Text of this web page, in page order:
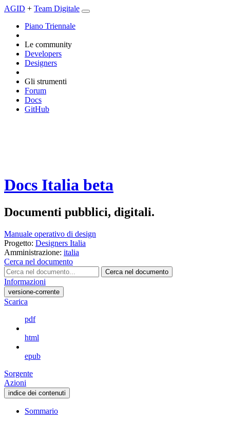
AGID + Team Digitale
Piano Triennale
Le community
Developers
Designers
Gli strumenti
Forum
Docs
GitHub
Docs Italia beta
Documenti pubblici, digitali.
Manuale operativo di design
Progetto: Designers Italia
Amministrazione: italia
Cerca nel documento
Cerca nel documento
Informazioni
versione-corrente
Scarica
pdf
html
epub
Sorgente
Azioni
indice dei contenuti
Sommario